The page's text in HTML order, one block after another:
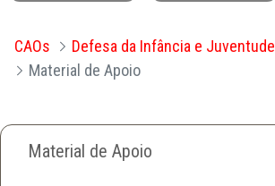
CAOs
Defesa da Infância e Juventude
Material de Apoio
Material de Apoio